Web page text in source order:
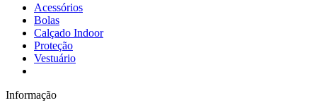
Acessórios
Bolas
Calçado Indoor
Proteção
Vestuário
Informação